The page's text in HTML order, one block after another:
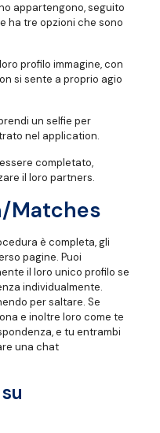
appartengono, seguito
ha tre opzioni che sono
profilo immagine, con
si sente a proprio agio
un selfie per
nel application.
completato,
il loro partners.
Matches
è completa, gli
pagine. Puoi
il loro unico profilo se
individualmente.
per saltare. Se
e inoltre loro come te
e tu entrambi
una chat